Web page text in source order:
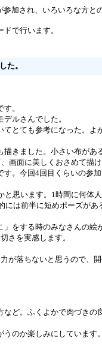
加され、いろいろな方と
で行います。
た。
。
ルさんでした。
とても参考になった。よ
きました。小さい布があ
画面に美しくおさめて描
。今回4回目くらいの参
思います。1時間に何体
は前半に短めポーズがあ
をする時のみなさんの絵
さを実感します。
落ちないと思うので、
ど。ふくよかで肉づきの
のか楽しみにしています。